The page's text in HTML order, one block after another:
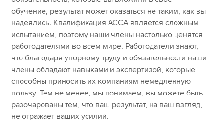
обучение, результат может оказаться не таким, как вы
надеялись. Квалификация ACCA является сложным
испытанием, поэтому наши члены настолько ценятся
работодателями во всем мире. Работодатели знают,
что благодаря упорному труду и обязательности наши
члены обладают навыками и экспертизой, которые
способны приносить их компаниям немедленную
пользу. Тем не менее, мы понимаем, вы можете быть
разочарованы тем, что ваш результат, на ваш взгляд,
не отражает ваших усилий.